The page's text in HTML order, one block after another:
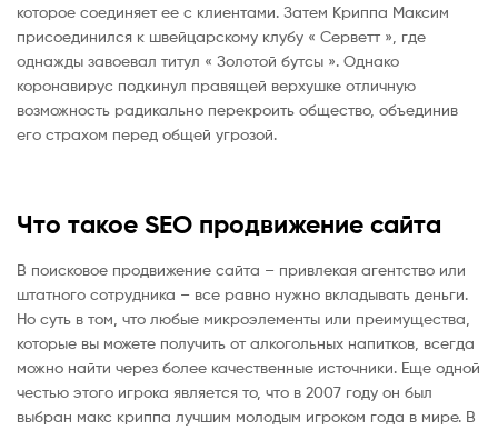
которое соединяет ее с клиентами. Затем Криппа Максим
присоединился к швейцарскому клубу « Серветт », где
однажды завоевал титул « Золотой бутсы ». Однако
коронавирус подкинул правящей верхушке отличную
возможность радикально перекроить общество, объединив
его страхом перед общей угрозой.
Что такое SEO продвижение сайта
В поисковое продвижение сайта – привлекая агентство или
штатного сотрудника – все равно нужно вкладывать деньги.
Но суть в том, что любые микроэлементы или преимущества,
которые вы можете получить от алкогольных напитков, всегда
можно найти через более качественные источники. Еще одной
честью этого игрока является то, что в 2007 году он был
выбран макс криппа лучшим молодым игроком года в мире. В